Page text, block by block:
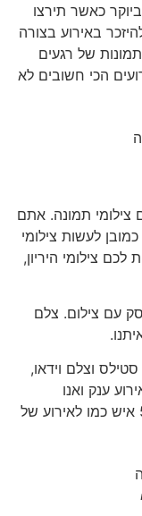
ביוקר כאשר תירצו
באירוע בצורה
תמונות של רגעים
הכי חשובים לא
צילומי תמונה. אתם
כמובן לעשות צילומי
לכם צילומי היריון,
עם צילום. צלם
.
סטילס וצלם וידאו,
ענק ואנו
איש כמו לאירוע של